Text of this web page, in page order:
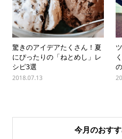
驚きのアイデアたくさん！夏
にぴったりの「ねとめし」レ
シピ3選
2018.07.13
今月のおす